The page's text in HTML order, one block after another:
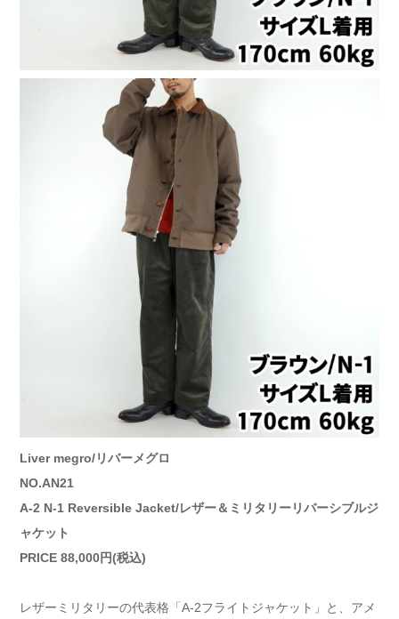
Liver megro/リバーメグロ
NO.AN21
A-2 N-1 Reversible Jacket/レザー＆ミリタリーリバーシブルジ
ャケット
PRICE 88,000円(税込)
レザーミリタリーの代表格「A-2フライトジャケット」と、アメ